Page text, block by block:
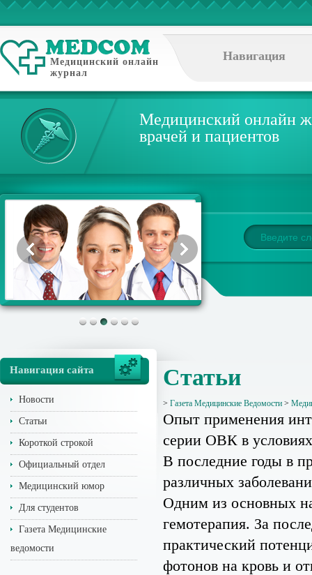
Медицинский онлайн
журнал
Навигация
Медицинский онлайн
врачей и пациентов
Навигация сайта
Новости
Статьи
Короткой строкой
Официальный отдел
Медицинский юмор
Для студентов
Газета Медицинские
ведомости
Статьи
> Газета Медицинские Ведомости >
Опыт применения
серии ОВК в
В последние годы в
различных
Одним из основных
гемотерапия. За
практический
фотонов на кровь и